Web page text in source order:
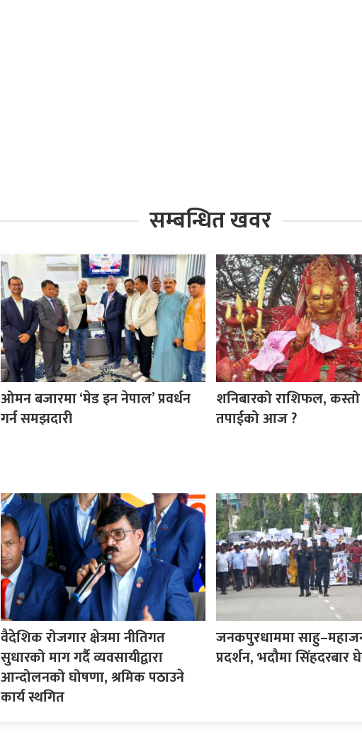
सम्बन्धित खवर
ओमन बजारमा ‘मेड इन नेपाल’ प्रवर्धन
गर्न समझदारी
शनिबारको राशिफल,
तपाईको आज ?
वैदेशिक रोजगार क्षेत्रमा नीतिगत
सुधारको माग गर्दै व्यवसायीद्वारा
आन्दोलनको घोषणा, श्रमिक पठाउने
कार्य स्थगित
जनकपुरधाममा
प्रदर्शन, भदौमा सिंहदरबार